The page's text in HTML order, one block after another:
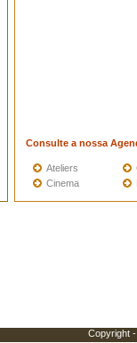
Consulte a nossa
Ateliers
Cinema
Copyright -